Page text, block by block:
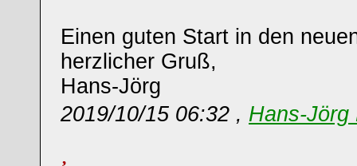
Einen guten Start in den
herzlicher Gruß,
Hans-Jörg
2019/10/15 06:32 , Hans-Jörg